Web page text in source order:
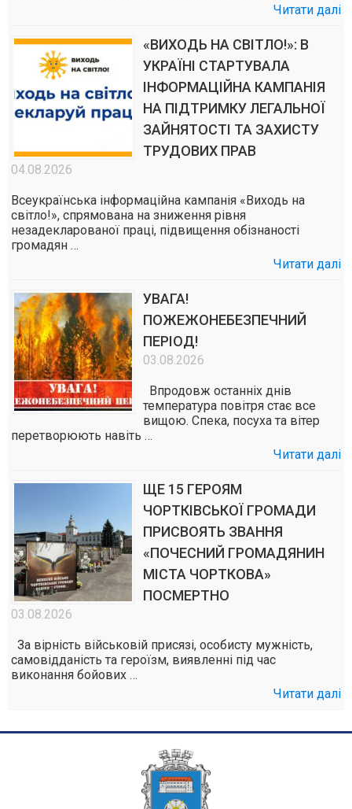
Читати далі
«ВИХОДЬ НА СВІТЛО!»: В
УКРАЇНІ СТАРТУВАЛА
ІНФОРМАЦІЙНА КАМПАНІЯ
НА ПІДТРИМКУ ЛЕГАЛЬНОЇ
ЗАЙНЯТОСТІ ТА ЗАХИСТУ
ТРУДОВИХ ПРАВ
04.08.2026
Всеукраїнська інформаційна кампанія «Виходь на
світло!», спрямована на зниження рівня
незадекларованої праці, підвищення обізнаності
громадян …
Читати далі
УВАГА!
ПОЖЕЖОНЕБЕЗПЕЧНИЙ
ПЕРІОД!
03.08.2026
Впродовж останніх днів
температура повітря стає все
вищою. Спека, посуха та вітер
перетворюють навіть …
Читати далі
ЩЕ 15 ГЕРОЯМ
ЧОРТКІВСЬКОЇ ГРОМАДИ
ПРИСВОЯТЬ ЗВАННЯ
«ПОЧЕСНИЙ ГРОМАДЯНИН
МІСТА ЧОРТКОВА»
ПОСМЕРТНО
03.08.2026
За вірність військовій присязі, особисту мужність,
самовідданість та героїзм, виявленні під час
виконання бойових …
Читати далі